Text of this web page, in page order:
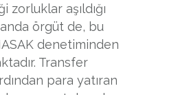
zorluklar aşıldığı
örgüt de, bu
denetiminden
Transfer
para yatıran